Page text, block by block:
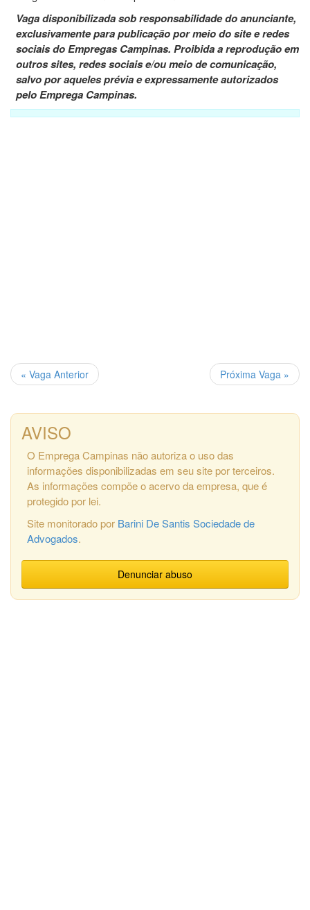
Vaga disponibilizada sob responsabilidade do anunciante,
exclusivamente para publicação por meio do site e redes
sociais do Empregas Campinas. Proibida a reprodução em
outros sites, redes sociais e/ou meio de comunicação,
salvo por aqueles prévia e expressamente autorizados
pelo Emprega Campinas.
« Vaga Anterior Próxima Vaga »
AVISO
O Emprega Campinas não autoriza o uso das
informações disponibilizadas em seu site por terceiros.
As informações compõe o acervo da empresa, que é
protegido por lei.
Site monitorado por Barini De Santis Sociedade de
Advogados.
Denunciar abuso